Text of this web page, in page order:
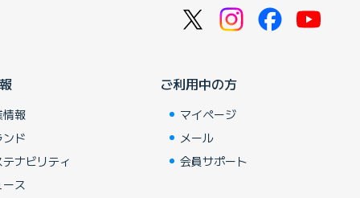
情報
ンド
ナビリティ
ス
ご利用中の方
マイページ
メール
会員サポート